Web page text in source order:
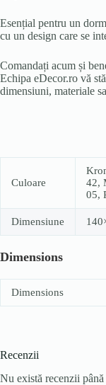
Esențial pentru un
cu un design care se
Comandați acum și
Echipa eDecor.ro vă
dimensiuni, materiale
Culoare
42,
05,
Dimensiune
Dimensions
Dimensions
Recenzii
Nu există recenzii până